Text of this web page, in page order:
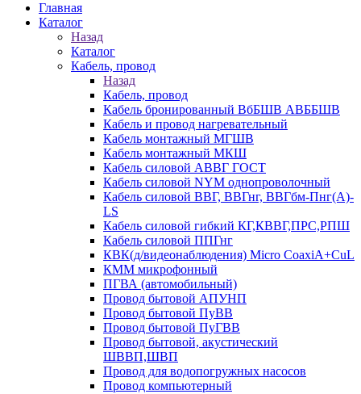
Главная
Каталог
Назад
Каталог
Кабель, провод
Назад
Кабель, провод
Кабель бронированный ВбБШВ АВББШВ
Кабель и провод нагревательный
Кабель монтажный МГШВ
Кабель монтажный МКШ
Кабель силовой АВВГ ГОСТ
Кабель силовой NYM однопроволочный
Кабель силовой ВВГ, ВВГнг, ВВГбм-Пнг(А)-
LS
Кабель силовой гибкий КГ,КВВГ,ПРС,РПШ
Кабель силовой ППГнг
КВК(д/видеонаблюдения) Micro CoaxiA+CuL
КММ микрофонный
ПГВА (автомобильный)
Провод бытовой АПУНП
Провод бытовой ПуВВ
Провод бытовой ПуГВВ
Провод бытовой, акустический
ШВВП,ШВП
Провод для водопогружных насосов
Провод компьютерный